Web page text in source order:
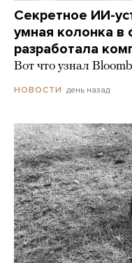
Секретное ИИ-
умная колонка в
разработала
Вот что узнал
НОВОСТИ день назад